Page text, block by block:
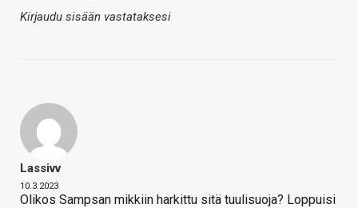
Kirjaudu sisään vastataksesi
Lassivv
10.3.2023
Olikos Sampsan mikkiin harkittu sitä tuulisuoja? Loppuisi